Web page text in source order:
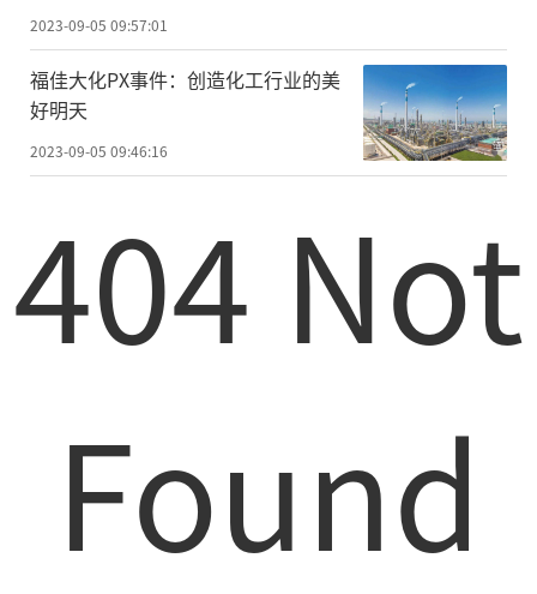
2023-09-05 09:57:01
福佳大化PX事件：创造化工行业的美
好明天
2023-09-05 09:46:16
404 Not
Found